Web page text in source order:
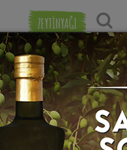
ZEYTİNYAĞI
Tarihe